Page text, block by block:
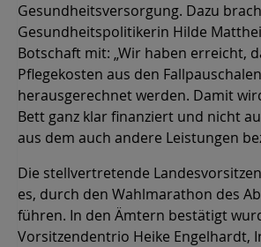
Gesundheitsversorgung. Dazu
Gesundheitspolitikerin Hilde
Botschaft mit: „Wir haben erreicht,
Pflegekosten aus den Fallpauschalen
herausgerechnet werden. Damit
Bett ganz klar finanziert und nicht
aus dem auch andere Leistungen
Die stellvertretende
es, durch den Wahlmarathon des
führen. In den Ämtern bestätigt
Vorsitzendentrio Heike Engelhardt,